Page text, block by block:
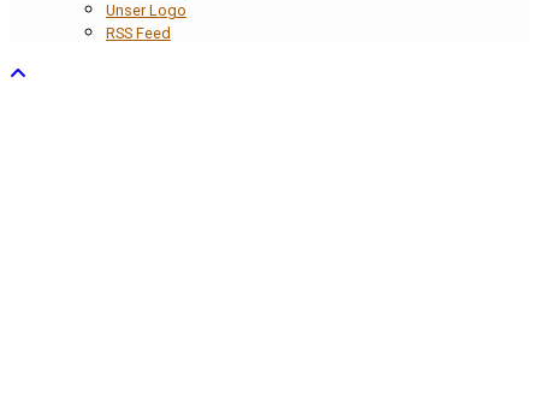
Unser Logo
RSS Feed